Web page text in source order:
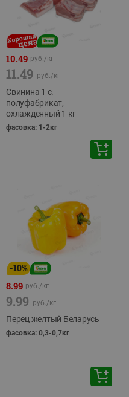
10.49 руб./кг
11.49 руб./кг
Свинина 1 с.
полуфабрикат,
охлажденный 1 кг
фасовка: 1-2кг
-10%
8.99 руб./кг
9.99 руб./кг
Перец желтый Беларусь
фасовка: 0,3-0,7кг